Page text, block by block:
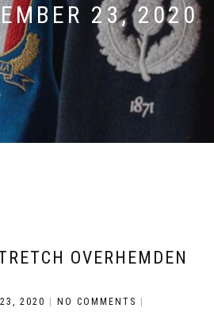
23, 2020
OVERHEMDEN
23, 2020 NO COMMENTS